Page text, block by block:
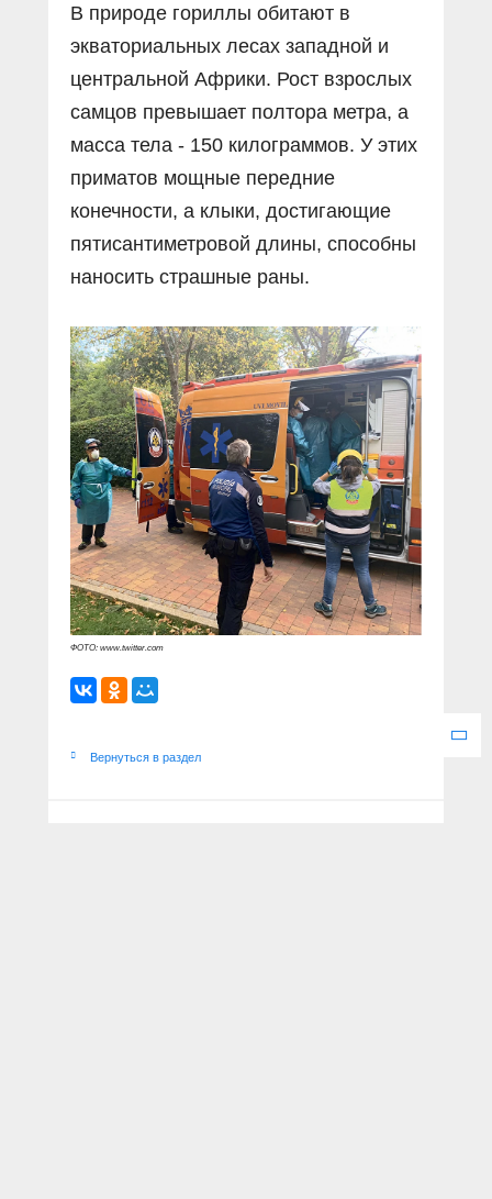
В природе гориллы обитают в
экваториальных лесах западной и
центральной Африки. Рост взрослых
самцов превышает полтора метра, а
масса тела - 150 килограммов. У этих
приматов мощные передние
конечности, а клыки, достигающие
пятисантиметровой длины, способны
наносить страшные раны.
ФОТО: www.twitter.com
Вернуться в раздел